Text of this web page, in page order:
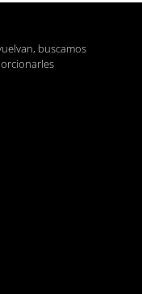
buscamos